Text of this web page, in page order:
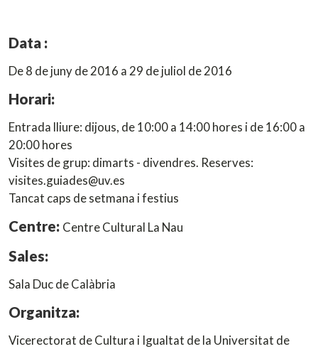
Data :
De 8 de juny de 2016 a 29 de juliol de 2016
Horari:
Entrada lliure: dijous, de 10:00 a 14:00 hores i de 16:00 a
20:00 hores
Visites de grup: dimarts - divendres. Reserves:
visites.guiades@uv.es
Tancat caps de setmana i festius
Centre: Centre Cultural La Nau
Sales:
Sala Duc de Calàbria
Organitza:
Vicerectorat de Cultura i Igualtat de la Universitat de